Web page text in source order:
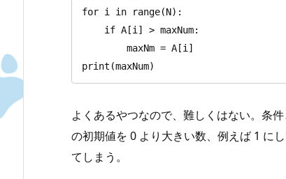
for i in range(N):
print(maxNum)
よくあるやつなので、難しくはない。条
の初期値を 0 より大きい数、例えば 1 に
てしまう。